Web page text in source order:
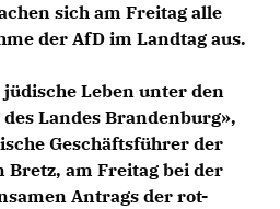
sich am Freitag alle
der AfD im Landtag aus.
Leben unter den
Landes Brandenburg»,
Geschäftsführer der
Bretz, am Freitag bei der
Antrags der rot-